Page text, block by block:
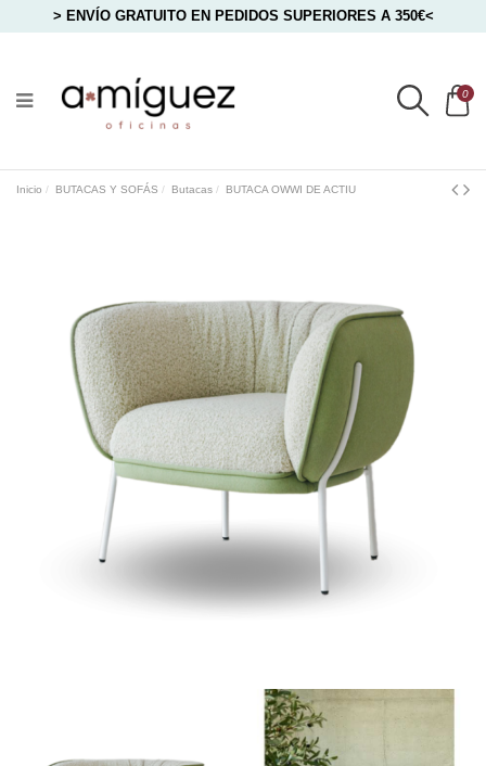
> ENVÍO GRATUITO EN PEDIDOS SUPERIORES A 350€<
0
Inicio BUTACAS Y SOFÁS Butacas BUTACA OWWI DE ACTIU